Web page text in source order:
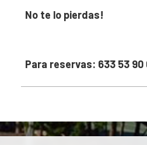
No te lo pierdas!
Para reservas: 633 53 90